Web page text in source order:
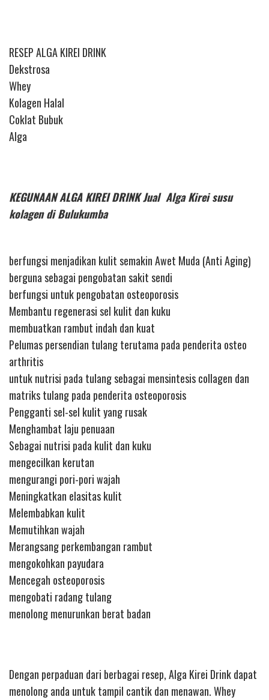
RESEP ALGA KIREI DRINK
Dekstrosa
Whey
Kolagen Halal
Coklat Bubuk
Alga
KEGUNAAN ALGA KIREI DRINK Jual Alga Kirei susu
kolagen di Bulukumba
berfungsi menjadikan kulit semakin Awet Muda (Anti Aging)
berguna sebagai pengobatan sakit sendi
berfungsi untuk pengobatan osteoporosis
Membantu regenerasi sel kulit dan kuku
membuatkan rambut indah dan kuat
Pelumas persendian tulang terutama pada penderita osteo
arthritis
untuk nutrisi pada tulang sebagai mensintesis collagen dan
matriks tulang pada penderita osteoporosis
Pengganti sel-sel kulit yang rusak
Menghambat laju penuaan
Sebagai nutrisi pada kulit dan kuku
mengecilkan kerutan
mengurangi pori-pori wajah
Meningkatkan elasitas kulit
Melembabkan kulit
Memutihkan wajah
Merangsang perkembangan rambut
mengokohkan payudara
Mencegah osteoporosis
mengobati radang tulang
menolong menurunkan berat badan
Dengan perpaduan dari berbagai resep, Alga Kirei Drink dapat
menolong anda untuk tampil cantik dan menawan. Whey